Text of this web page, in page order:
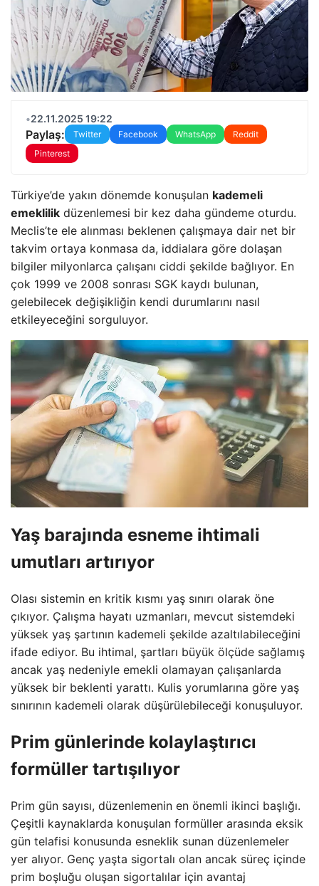
•22.11.2025 19:22
Paylaş: Twitter Facebook WhatsApp
Reddit
Pinterest
Türkiye’de yakın dönemde konuşulan kademeli
emeklilik düzenlemesi bir kez daha gündeme oturdu.
Meclis’te ele alınması beklenen çalışmaya dair net bir
takvim ortaya konmasa da, iddialara göre dolaşan
bilgiler milyonlarca çalışanı ciddi şekilde bağlıyor. En
çok 1999 ve 2008 sonrası SGK kaydı bulunan,
gelebilecek değişikliğin kendi durumlarını nasıl
etkileyeceğini sorguluyor.
Yaş barajında esneme ihtimali
umutları artırıyor
Olası sistemin en kritik kısmı yaş sınırı olarak öne
çıkıyor. Çalışma hayatı uzmanları, mevcut sistemdeki
yüksek yaş şartının kademeli şekilde azaltılabileceğini
ifade ediyor. Bu ihtimal, şartları büyük ölçüde sağlamış
ancak yaş nedeniyle emekli olamayan çalışanlarda
yüksek bir beklenti yarattı. Kulis yorumlarına göre yaş
sınırının kademeli olarak düşürülebileceği konuşuluyor.
Prim günlerinde kolaylaştırıcı
formüller tartışılıyor
Prim gün sayısı, düzenlemenin en önemli ikinci başlığı.
Çeşitli kaynaklarda konuşulan formüller arasında eksik
gün telafisi konusunda esneklik sunan düzenlemeler
yer alıyor. Genç yaşta sigortalı olan ancak süreç içinde
prim boşluğu oluşan sigortalılar için avantaj